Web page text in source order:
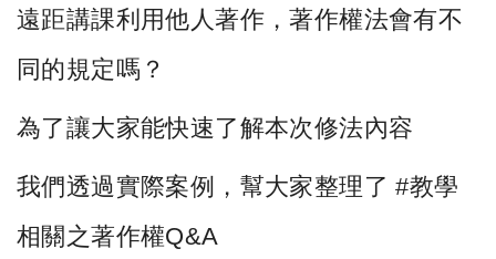
遠距講課利用他人著作，著作權法會有不
同的規定嗎？
為了讓大家能快速了解本次修法內容
我們透過實際案例，幫大家整理了 #教學
相關之著作權Q&A